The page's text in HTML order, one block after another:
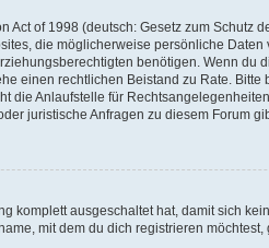
Act of 1998 (deutsch: Gesetz zum Schutz
die möglicherweise persönliche
benötigen. Wenn du
einen rechtlichen Beistand zu Rate.
die Anlaufstelle für
juristische Anfragen zu diesem Forum
komplett ausgeschaltet hat, damit sich
mit dem du dich registrieren